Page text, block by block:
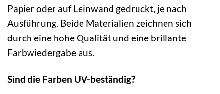
Papier oder auf Leinwand gedruckt, je nach
Ausführung. Beide Materialien zeichnen sich
durch eine hohe Qualität und eine brillante
Farbwiedergabe aus.
Sind die Farben UV-beständig?